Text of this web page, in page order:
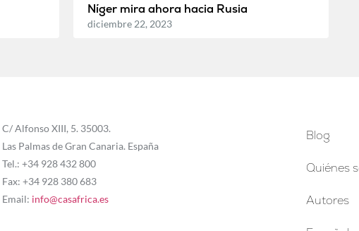
Níger mira ahora hacia Rusia
diciembre 22, 2023
C/ Alfonso XIII, 5. 35003.
Las Palmas de Gran Canaria. España
Tel.: +34 928 432 800
Fax: +34 928 380 683
Email: info@casafrica.es
Blog
Quiénes
Autores